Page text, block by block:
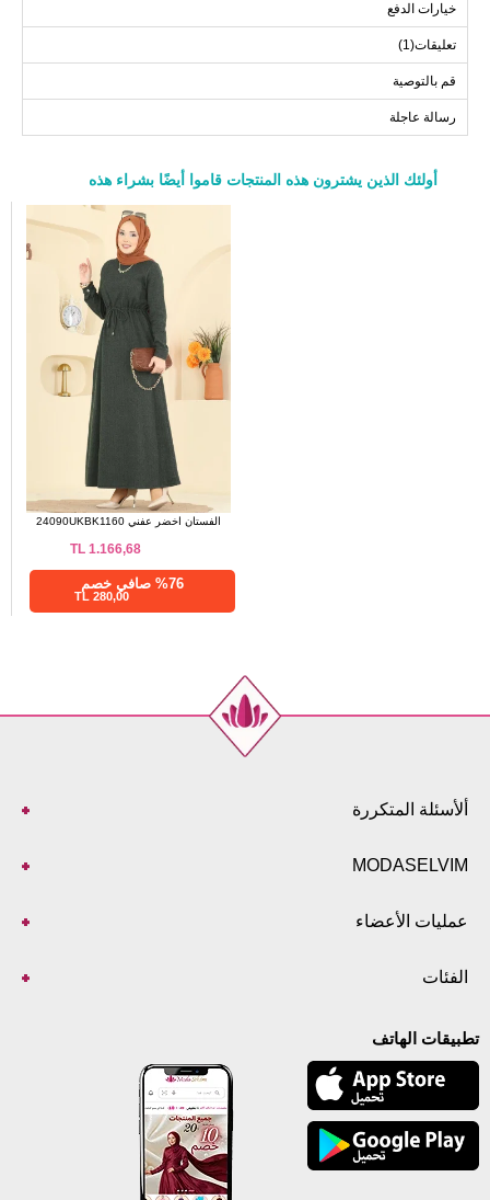
50
124
145
52
128
145
خيارات الدفع
تعليقات(1)
قم بالتوصية
رسالة عاجلة
أولئك الذين يشترون هذه المنتجات قاموا أيضًا بشراء هذه
a>
الفستان اخضر عفني 24090UKBK1160
1.166,68
%76 صافي خصم
280,00 TL
ألأسئلة المتكررة
MODASELVIM
عمليات الأعضاء
الفئات
تطبيقات الهاتف